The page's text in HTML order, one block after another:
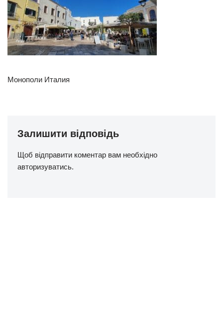
Монополи Италия
Залишити відповідь
Щоб відправити коментар вам необхідно
авторизуватись.